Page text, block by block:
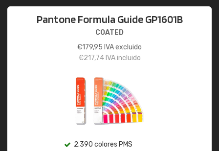
Pantone Formula Guide GP1601B
COATED
€179,95 IVA excluido
€217,74IVA incluido
2.390 colores PMS